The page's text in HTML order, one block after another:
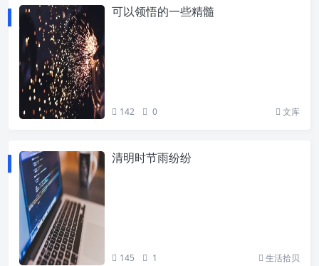
可以领悟的一些精髓
142 0 文库
清明时节雨纷纷
145 1 生活拾贝